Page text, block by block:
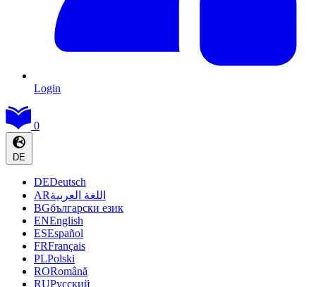
Login
0
DE
DEDeutsch
ARاللغة العربية
BGбългарски език
ENEnglish
ESEspañol
FRFrançais
PLPolski
RORomână
RUРусский